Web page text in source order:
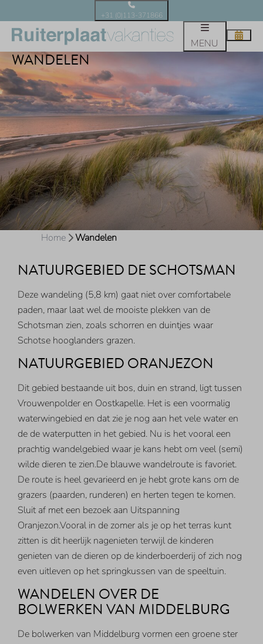
+31 (0)113-371866
MENU
WANDELEN
Home Wandelen
NATUURGEBIED DE SCHOTSMAN
Deze wandeling (5,8 km) gaat niet over comfortabele
paden, maar laat wel de mooiste plekken van de
Schotsman zien, zoals schorren en duintjes waar
Schotse hooglanders grazen.
NATUURGEBIED ORANJEZON
Dit gebied bestaande uit bos, duin en strand, ligt tussen
Vrouwenpolder en Oostkapelle. Het is een voormalig
waterwingebied en dat zie je nog aan het vele water en
de de waterputten in het gebied. Nu is het vooral een
prachtig wandelgebied waar je kans hebt om veel (semi)
wilde dieren te zien.De blauwe wandelroute is favoriet.
De route is heel gevarieerd en je hebt grote kans om de
grazers (paarden, runderen) en herten tegen te komen.
Sluit af met een bezoek aan Uitspanning
Oranjezon.Vooral in de zomer als je op het terras kunt
zitten is dit heerlijk nagenieten terwijl de kinderen
genieten van de dieren op de kinderboerderij of zich nog
even uitleven op het springkussen van de speeltuin.
WANDELEN OVER DE
BOLWERKEN VAN MIDDELBURG
De bolwerken van Middelburg vormen een groene ster